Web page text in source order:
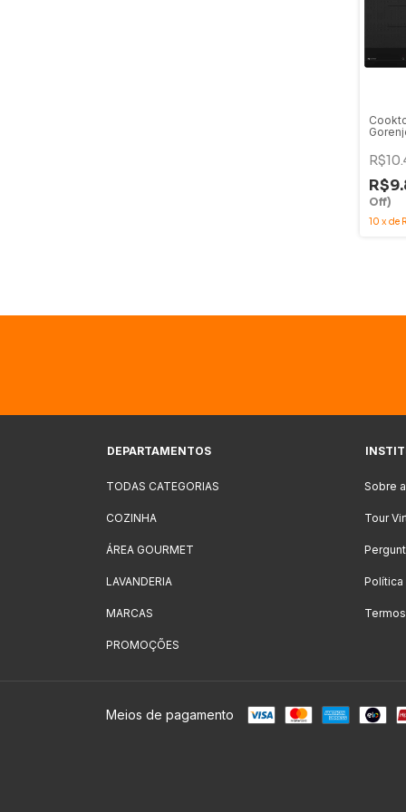
Off)
10 xde
DEPARTAMENTOS
TODAS CATEGORIAS
COZINHA
ÁREA GOURMET
LAVANDERIA
MARCAS
PROMOÇÕES
Sobre
Tour
Meios de pagamento